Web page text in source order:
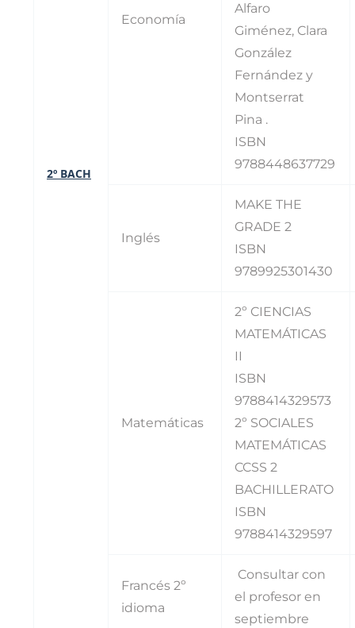
2º BACH
Economía
Alfaro
Giménez, Clara
González
Fernández y
Montserrat
Pina .
ISBN
9788448637729
Inglés
MAKE THE
GRADE 2
ISBN
9789925301430
Matemáticas
2º CIENCIAS
MATEMÁTICAS
II
ISBN
9788414329573
2º SOCIALES
MATEMÁTICAS
CCSS 2
BACHILLERATO
ISBN
9788414329597
Francés 2º
idioma
Consultar con
el profesor en
septiembre